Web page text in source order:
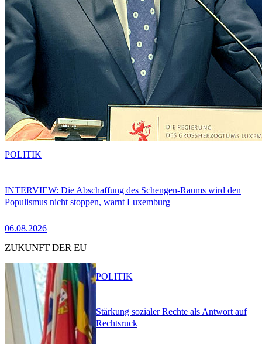
INTERVIEW: Die Abschaffung des Schengen-Raums wird den
Populismus nicht stoppen, warnt Luxemburg
06.08.2026
POLITIK
ZUKUNFT DER EU
Stärkung sozialer Rechte als Antwort auf
Rechtsruck
POLITIK